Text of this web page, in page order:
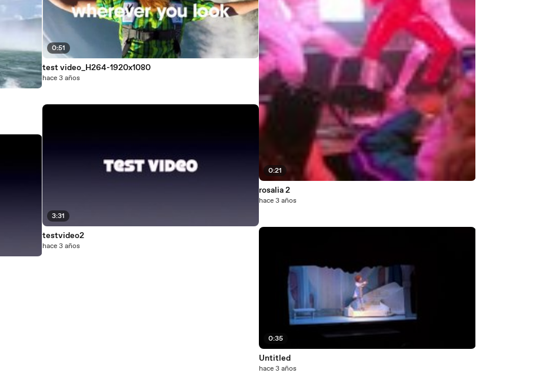
0:51
test video_H264-1920x1080
hace 3 años
3:31
testvideo2
hace 3 años
0:21
rosalia 2
hace 3 años
0:35
Untitled
hace 3 años